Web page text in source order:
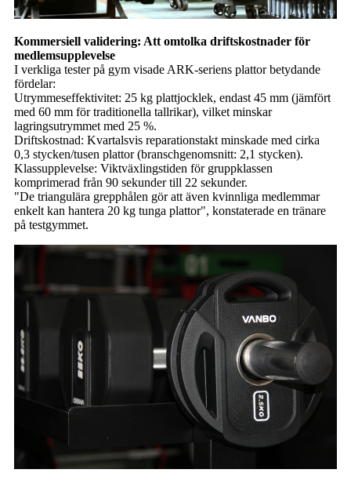
Kommersiell validering: Att omtolka driftskostnader för
medlemsupplevelse
I verkliga tester på gym visade ARK-seriens plattor betydande
fördelar:
Utrymmeseffektivitet: 25 kg plattjocklek, endast 45 mm (jämfört
med 60 mm för traditionella tallrikar), vilket minskar
lagringsutrymmet med 25 %.
Driftskostnad: Kvartalsvis reparationstakt minskade med cirka
0,3 stycken/tusen plattor (branschgenomsnitt: 2,1 stycken).
Klassupplevelse: Viktväxlingstiden för gruppklassen
komprimerad från 90 sekunder till 22 sekunder.
"De triangulära grepphålen gör att även kvinnliga medlemmar
enkelt kan hantera 20 kg tunga plattor", konstaterade en tränare
på testgymmet.